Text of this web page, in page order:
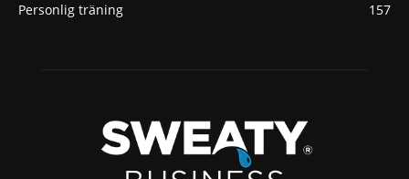
Personlig träning
157